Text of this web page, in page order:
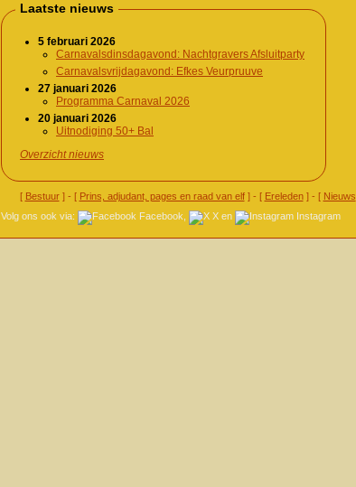
Laatste nieuws
5 februari 2026
Carnavalsdinsdagavond: Nachtgravers Afsluitparty
Carnavalsvrijdagavond: Efkes Veurpruuve
27 januari 2026
Programma Carnaval 2026
20 januari 2026
Uitnodiging 50+ Bal
Overzicht nieuws
[ Bestuur] - [ Prins, adjudant, pages en raad van elf] - [ Ereleden] - [ Nieuws
Volg ons ook via:
Facebook X en
Instagram